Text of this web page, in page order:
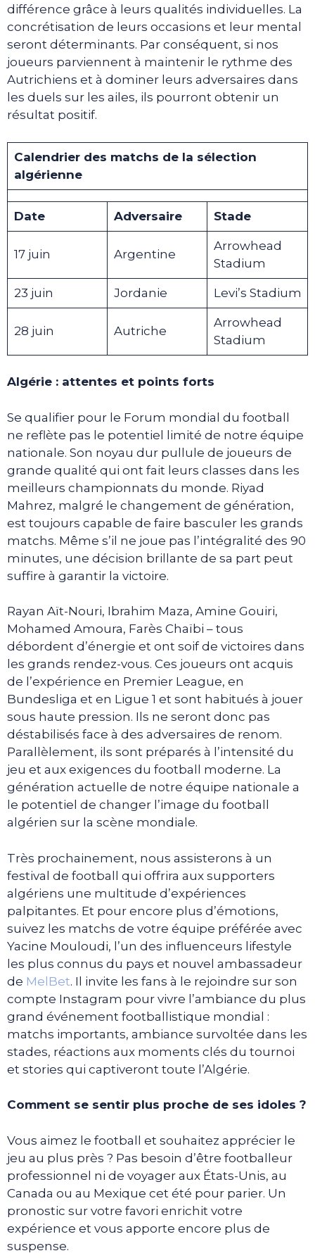
différence grâce à leurs qualités individuelles. La
concrétisation de leurs occasions et leur mental
seront déterminants. Par conséquent, si nos
joueurs parviennent à maintenir le rythme des
Autrichiens et à dominer leurs adversaires dans
les duels sur les ailes, ils pourront obtenir un
résultat positif.
Calendrier des matchs de la sélection
algérienne
Date Adversaire Stade
17 juin Argentine
Arrowhead
Stadium
23 juin Jordanie Levi’s Stadium
28 juin Autriche
Arrowhead
Stadium
Algérie : attentes et points forts
Se qualifier pour le Forum mondial du football
ne reflète pas le potentiel limité de notre équipe
nationale. Son noyau dur pullule de joueurs de
grande qualité qui ont fait leurs classes dans les
meilleurs championnats du monde. Riyad
Mahrez, malgré le changement de génération,
est toujours capable de faire basculer les grands
matchs. Même s’il ne joue pas l’intégralité des 90
minutes, une décision brillante de sa part peut
suffire à garantir la victoire.
Rayan Aït-Nouri, Ibrahim Maza, Amine Gouiri,
Mohamed Amoura, Farès Chaïbi – tous
débordent d’énergie et ont soif de victoires dans
les grands rendez-vous. Ces joueurs ont acquis
de l’expérience en Premier League, en
Bundesliga et en Ligue 1 et sont habitués à jouer
sous haute pression. Ils ne seront donc pas
déstabilisés face à des adversaires de renom.
Parallèlement, ils sont préparés à l’intensité du
jeu et aux exigences du football moderne. La
génération actuelle de notre équipe nationale a
le potentiel de changer l’image du football
algérien sur la scène mondiale.
Très prochainement, nous assisterons à un
festival de football qui offrira aux supporters
algériens une multitude d’expériences
palpitantes. Et pour encore plus d’émotions,
suivez les matchs de votre équipe préférée avec
Yacine Mouloudi, l’un des influenceurs lifestyle
les plus connus du pays et nouvel ambassadeur
de MelBet. Il invite les fans à le rejoindre sur son
compte Instagram pour vivre l’ambiance du plus
grand événement footballistique mondial :
matchs importants, ambiance survoltée dans les
stades, réactions aux moments clés du tournoi
et stories qui captiveront toute l’Algérie.
Comment se sentir plus proche de ses idoles ?
Vous aimez le football et souhaitez apprécier le
jeu au plus près ? Pas besoin d’être footballeur
professionnel ni de voyager aux États-Unis, au
Canada ou au Mexique cet été pour parier. Un
pronostic sur votre favori enrichit votre
expérience et vous apporte encore plus de
suspense.